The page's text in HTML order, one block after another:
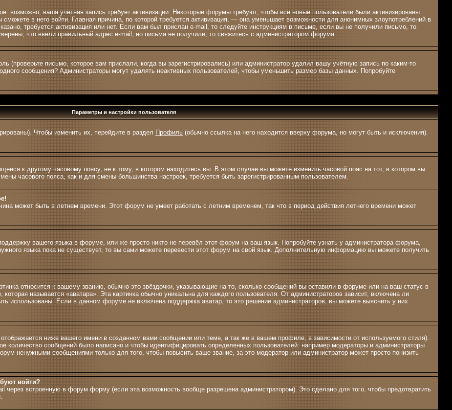
возможно, ваша учетная запись требует активизации. Некоторые форумы требуют, чтобы все новые пользователи были активизированы
в него войти. Главная причина, по которой требуется активизация, — она уменьшает возможности для анонимных злоупотреблений в
требуется активизация или нет. Если вам был прислан e-mail, то следуйте инструкциям в письме, если вы не получили письмо, то
что ввели правильный адрес e-mail, но письма не получили, то свяжитесь с администратором форума.
(проверьте письмо, которое вам прислали, когда вы зарегистрировались) или администратор удалил вашу учётную запись по каким-то
сообщения? Администраторы могут удалять неактивных пользователей, чтобы уменьшить размер базы данных. Попробуйте
Параметры и настройки пользователя
Чтобы изменить их, перейдите в раздел Профиль (обычно ссылка на него находится вверху форума, но могут быть и исключения).
к другому часовому поясу, не к тому, в котором находитесь вы. В этом случае вы можете изменить часовой пояс на тот, в котором вы
часового пояса, как и для смены большинства настроек, требуется быть зарегистрированным пользователем.
может быть в летнем времени. Этот форум не умеет работать с летним временем, так что в период действия летнего времени может
вашего языка в форуме, или же просто никто не перевёл этот форум на ваш язык. Попробуйте узнать у администратора форума,
языка пока не существует, то вы сами можете перевести этот форум на свой язык. Дополнительную информацию вы можете получить
относится к вашему званию, обычно это звёздочки, указывающие на то, сколько сообщений вы оставили в форуме или на ваш статус в
называется «аватара». Эта картинка обычно уникальна для каждого пользователя. От администраторов зависит, включена ли
использованы. Если в данном форуме не включена поддержка аватар, то это решение администраторов, вы можете выяснить у них
ниже вашего имени в созданном вами сообщении или теме, а так же в вашем профиле, в зависимости от используемого стиля).
количество сообщений было написано и чтобы идентифицировать определенных пользователей: например модераторы и администраторы
ненужными сообщениями только для того, чтобы повысить ваше звание, за это модератор или администратор может просто понизить
войти?
через встроенную в форум форму (если эта возможность вообще разрешена администратором). Это сделано для того, чтобы предотвратить